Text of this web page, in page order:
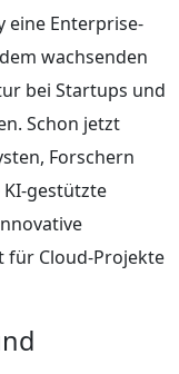
eine Enterprise-
wachsenden
bei Startups und
Schon jetzt
Forschern
gestützte
für Cloud-Projekte